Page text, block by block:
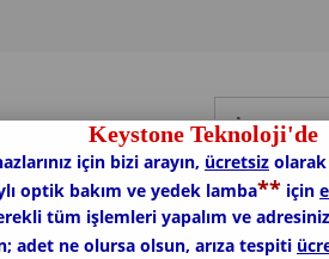
Keystone Teknoloji'de
için bizi arayın, ücretsiz olarak
optik bakım ve yedek lamba** için
tüm işlemleri yapalım ve
adet ne olursa olsun, arıza tespiti